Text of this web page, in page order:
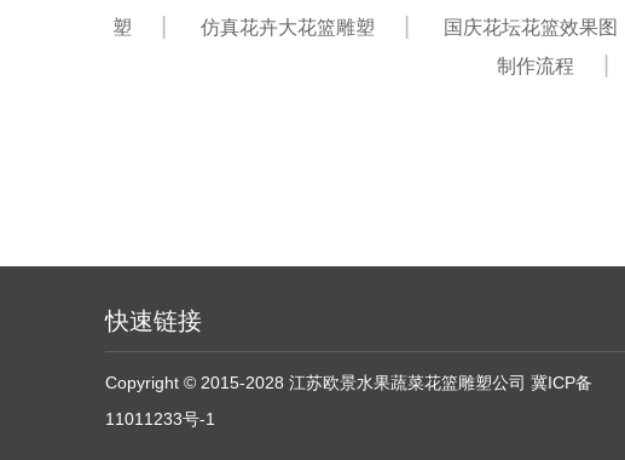
塑
仿真花卉大花篮雕塑 国庆花坛花篮效果图
制作流程
快速链接
Copyright © 2015-2028 江苏欧景水果蔬菜花篮雕塑公司 冀ICP备
11011233号-1